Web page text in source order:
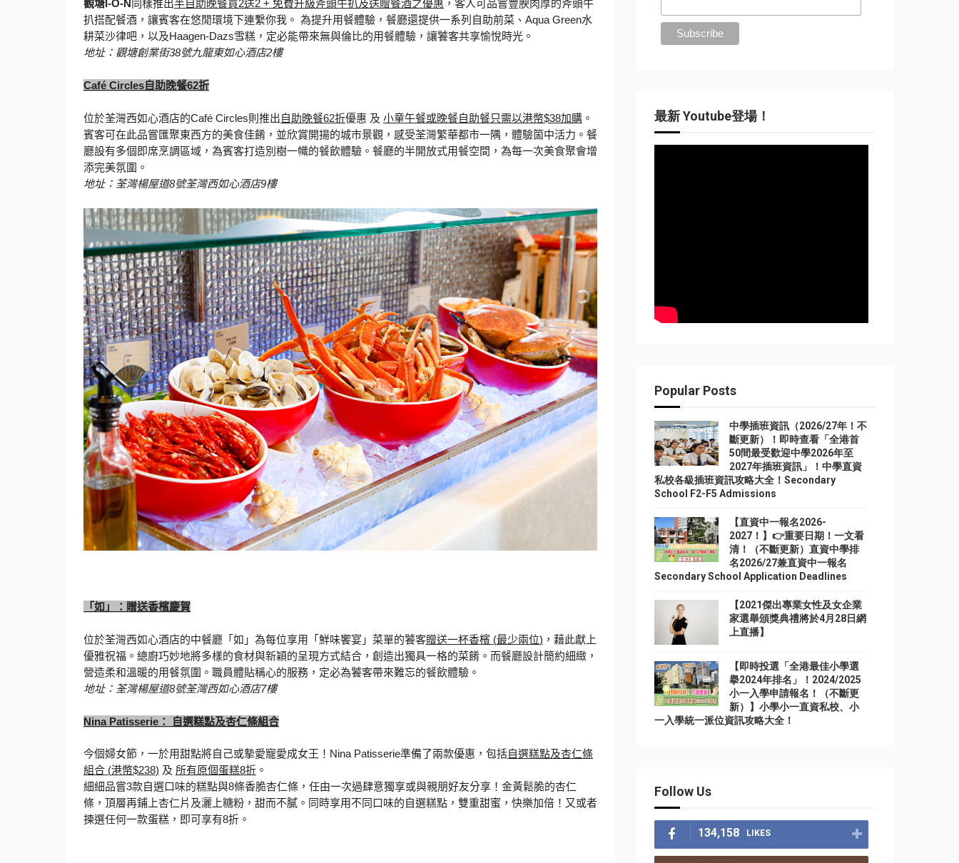
觀塘I-O-N同樣推出半自助晚餐買2送2 + 免費升級斧頭牛扒及送贈餐酒之優惠 ， 客人可品嘗豐腴肉厚的斧頭牛
扒搭配餐酒， 讓賓客在悠閒環境下連繫你我。 為提升用餐體驗，餐廳還提供一系列自助前菜、 Aqua Green水
耕菜沙律吧，以及Haagen-Dazs雪糕， 定必能帶來無與倫比的用餐體驗，讓饕客共享愉悅時光。
地址：觀塘創業街38號九龍東如心酒店2樓
Café Circles自助晚餐62折
位於荃灣西如心酒店的Café Circles則推出自助晚餐62折優惠 及 小童午餐或晚餐自助餐只需以港幣$38加購 。
賓客可在此品嘗匯聚東西方的美食佳餚，並欣賞開揚的城市景觀， 感受荃灣繁華都市一隅，體驗箇中活力。 餐
廳設有多個即席烹調區域，為賓客打造別樹一幟的餐飲體驗。 餐廳的半開放式用餐空間，為每一次美食聚會增
添完美氛圍。
地址：荃灣楊屋道8號荃灣西如心酒店9樓
「如」：贈送香檳慶賀
位於荃灣西如心酒店的中餐廳「如」為每位享用「鮮味饗宴」 菜單的饕客贈送一杯香檳 (最少兩位) ，藉此獻上
優雅祝福。 總廚巧妙地將多樣的食材與新穎的呈現方式結合， 創造出獨具一格的菜餚。而餐廳設計簡約細緻，
營造柔和溫暖的用餐氛圍。職員體貼稱心的服務， 定必為饕客帶來難忘的餐飲體驗。
地址：荃灣楊屋道8號荃灣西如心酒店7樓
Nina Patisserie ： 自選糕點及杏仁條組合
今個婦女節，一於用甜點將自己或摰愛寵愛成女王！ Nina Patisserie準備了兩款優惠，包括自選糕點及杏仁條
組合 (港幣$238) 及 所有原個蛋糕8折 。
細細品嘗3款自選口味的糕點與8條香脆杏仁條， 任由一次過肆意獨享或與親朋好友分享！金黃鬆脆的杏仁
條， 頂層再鋪上杏仁片及灑上糖粉，甜而不膩。 同時享用不同口味的自選糕點，雙重甜蜜，快樂加倍！ 又或者
揀選任何一款蛋糕，即可享有8折。
最新 Youtube登場！
Popular Posts
中學插班資訊（2026/27年！不
斷更新）！即時查看「全港首
50間最受歡迎中學2026年至
2027年插班資訊」！中學直資
私校各級插班資訊攻略大全！Secondary
School F2-F5 Admissions
【直資中一報名2026-
2027！】👉重要日期！一文看
清！（不斷更新）直資中學排
名2026/27兼直資中一報名
Secondary School Application Deadlines
【2021傑出專業女性及女企業
家選舉頒獎典禮將於4月28日網
上直播】
【即時投選「全港最佳小學選
擧2024年排名」！2024/2025
小一入學申請報名！（不斷更
新）】小學小一直資私校、小
一入學統一派位資訊攻略大全！
Follow Us
134,158 LIKES